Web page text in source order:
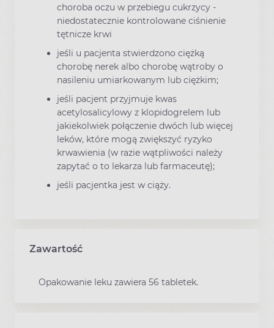
choroba oczu w przebiegu cukrzycy -
niedostatecznie kontrolowane ciśnienie
tętnicze krwi
jeśli u pacjenta stwierdzono ciężką
chorobę nerek albo chorobę wątroby o
nasileniu umiarkowanym lub ciężkim;
jeśli pacjent przyjmuje kwas
acetylosalicylowy z klopidogrelem lub
jakiekolwiek połączenie dwóch lub więcej
leków, które mogą zwiększyć ryzyko
krwawienia (w razie wątpliwości należy
zapytać o to lekarza lub farmaceutę);
jeśli pacjentka jest w ciąży.
Zawartość
Opakowanie leku zawiera 56 tabletek.